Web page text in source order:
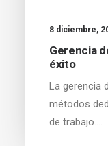
8 diciembre,
Gerencia
éxito
La gerencia
métodos
de trabajo.…